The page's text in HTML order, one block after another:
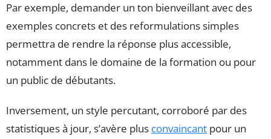
Par exemple, demander un ton bienveillant avec des
exemples concrets et des reformulations simples
permettra de rendre la réponse plus accessible,
notamment dans le domaine de la formation ou pour
un public de débutants.
Inversement, un style percutant, corroboré par des
statistiques à jour, s’avère plus convaincant pour un